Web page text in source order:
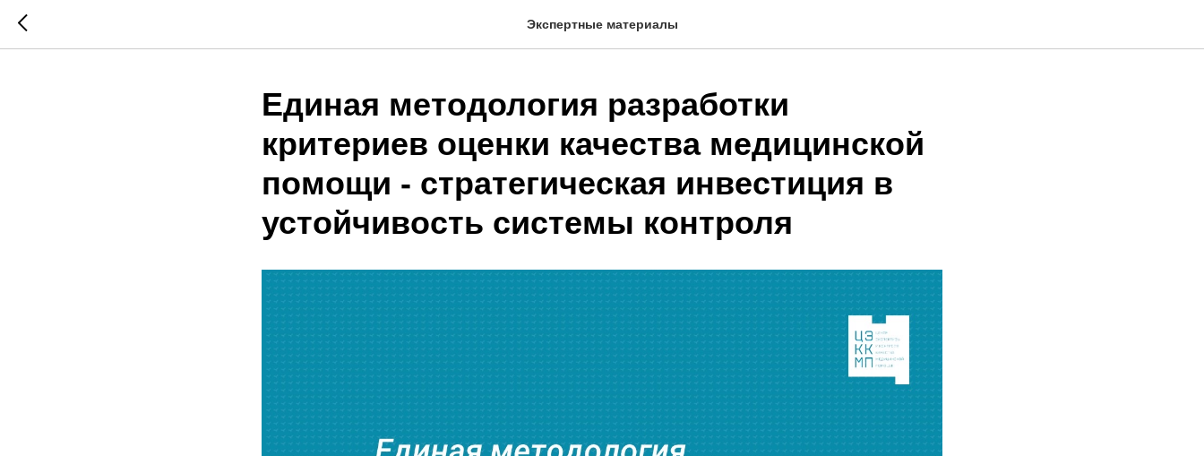
Экспертные материалы
Единая методология разработки
критериев оценки качества медицинской
помощи - стратегическая инвестиция в
устойчивость системы контроля